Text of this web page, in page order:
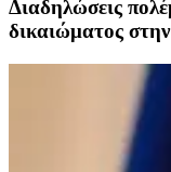
Διαδηλώσεις
δικαιώματος